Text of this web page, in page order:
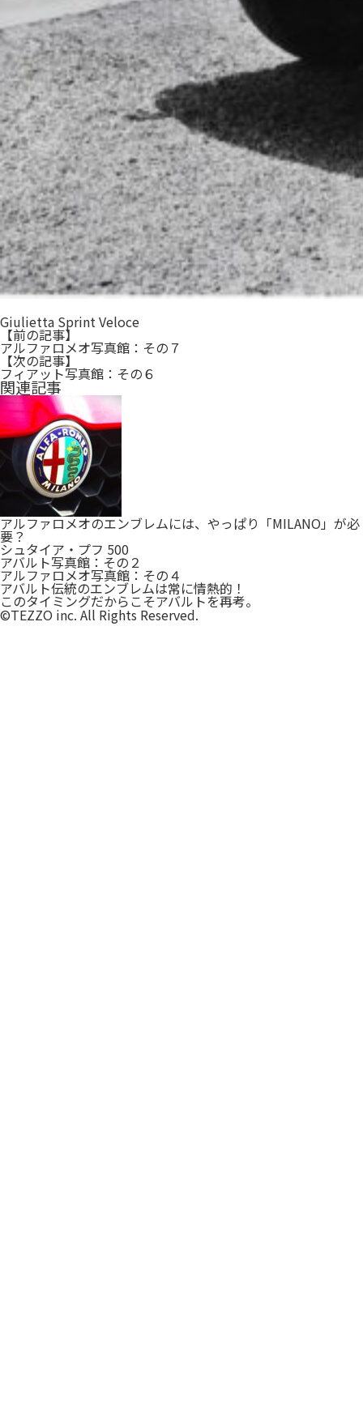
Giulietta Sprint Veloce
【前の記事】
アルファロメオ写真館：その７
【次の記事】
フィアット写真館：その６
関連記事
アルファロメオのエンブレムには、やっぱり「MILANO」が必
要？
シュタイア・プフ 500
アバルト写真館：その２
アルファロメオ写真館：その４
アバルト伝統のエンブレムは常に情熱的！
このタイミングだからこそアバルトを再考。
©TEZZO inc. All Rights Reserved.